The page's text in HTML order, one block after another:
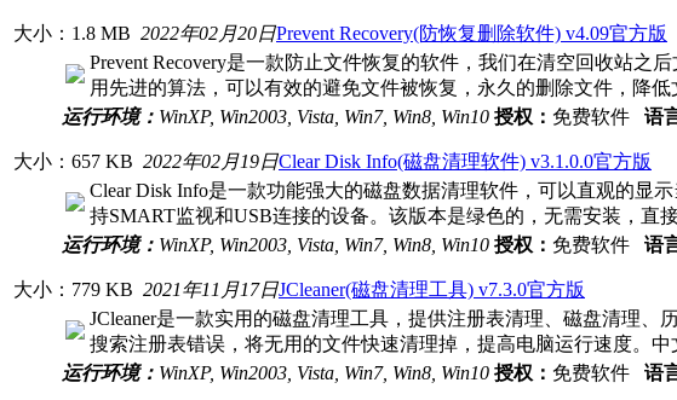
大小：1.8 MB 2022年02月20日Prevent Recovery(防恢复删除软件) v4.09官方版
Prevent Recovery是一款防止文件恢复的软件，我们在清空回收站
用先进的算法，可以有效的避免文件被恢复，永久的删除文件，降
运行环境： WinXP, Win2003, Vista, Win7, Win8, Win10 授权： 免费软件 语
大小：657 KB 2022年02月19日Clear Disk Info(磁盘清理软件) v3.1.0.0官方版
Clear Disk Info是一款功能强大的磁盘数据清理软件，可以直观的显
持SMART监视和USB连接的设备。该版本是绿色的，无需安装，直
运行环境： WinXP, Win2003, Vista, Win7, Win8, Win10 授权： 免费软件 语
大小：779 KB 2021年11月17日JCleaner(磁盘清理工具) v7.3.0官方版
JCleaner是一款实用的磁盘清理工具，提供注册表清理、磁盘清理
搜索注册表错误，将无用的文件快速清理掉，提高电脑运行速度。中
运行环境： WinXP, Win2003, Vista, Win7, Win8, Win10 授权： 免费软件 语